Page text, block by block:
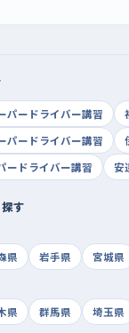
パードライバー講習
パードライバー講習
ードライバー講習
安
す
県 岩手県 宮城県
県 群馬県 埼玉県